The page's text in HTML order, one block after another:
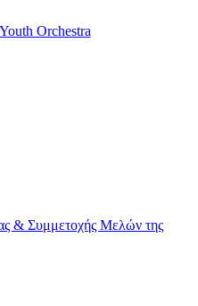
& Συμμετοχής Μελών της